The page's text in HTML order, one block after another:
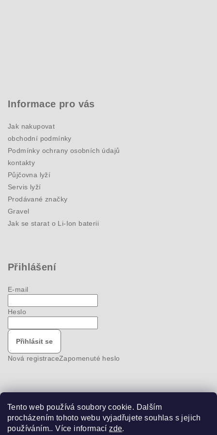
Tento web používá soubory cookie. Dalším
procházením tohoto webu vyjadřujete souhlas s jejich
používáním.. Více informacízde.
Informace pro vás
Jak nakupovat
obchodní podmínky
Podmínky ochrany osobních údajů
kontakty
Půjčovna lyží
Servis lyží
Prodávané značky
Gravel
Jak se starat o Li-Ion baterii
Přihlášení
E-mail
Heslo
Přihlásit se
Nová registraceZapomenuté heslo
Nákupní košík